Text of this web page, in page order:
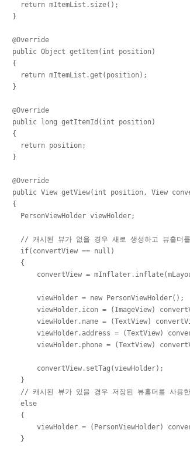
    return mItemList.size();
  }
  @Override
  public Object getItem(int position)
  {
    return mItemList.get(position);
  }
  @Override
  public long getItemId(int position)
  {
    return position;
  }
  @Override
public View getView(int position, View
  {
    PersonViewHolder viewHolder;
// 캐시된 뷰가 없을 경우 새로 생성하고 뷰홀더
    if(convertView == null)
    {
convertView =
        viewHolder = new PersonViewHolder();
viewHolder.icon = (ImageView)
viewHolder.name = (TextView)
viewHolder.address = (TextView)
viewHolder.phone = (TextView)
        convertView.setTag(viewHolder);
    }
// 캐시된 뷰가 있을 경우 저장된 뷰홀더를 사용
    else
    {
viewHolder = (PersonViewHolder)
    }